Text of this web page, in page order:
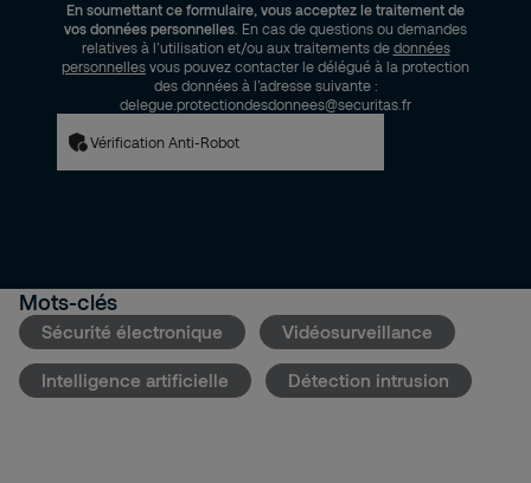
En soumettant ce formulaire, vous acceptez le traitement de
vos données personnelles . En cas de questions ou demandes
relatives à l’utilisation et/ou aux traitements de données
personnelles vous pouvez contacter le délégué à la protection
des données à l’adresse suivante :
delegue.protectiondesdonnees@securitas.fr
Vérification Anti-Robot
Mots-clés
Sécurité électronique Vidéosurveillance
Intelligence artificielle Détection intrusion